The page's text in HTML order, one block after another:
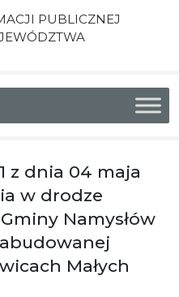
PUBLICZNEJ
z dnia 04 maja
w drodze
Namysłów
Małych